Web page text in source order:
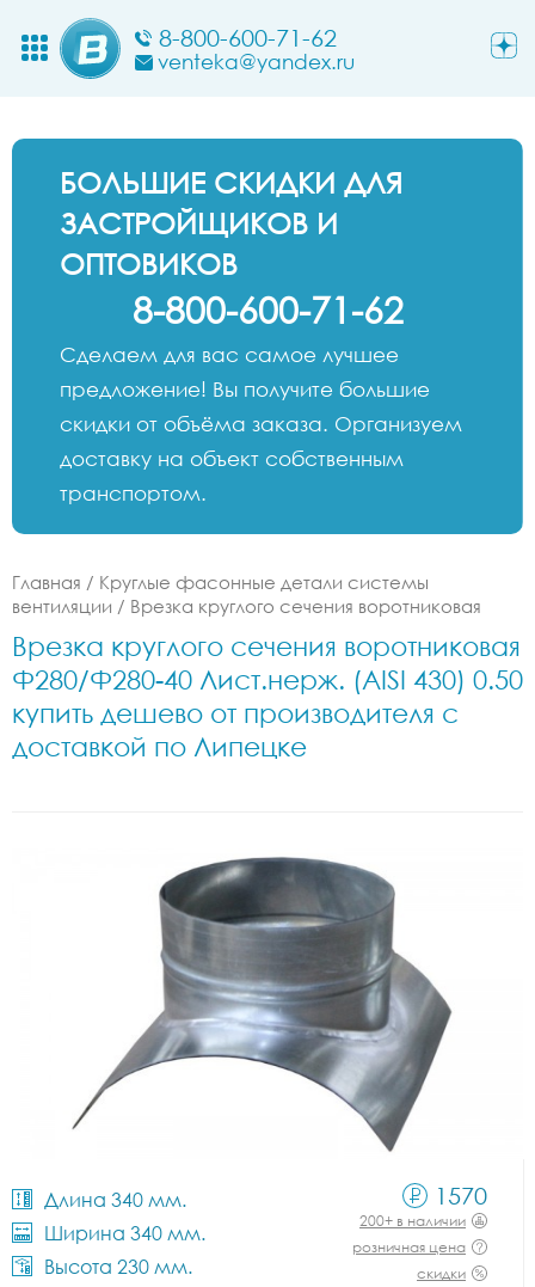
8-800-600-71-62
venteka@yandex.ru
БОЛЬШИЕ СКИДКИ ДЛЯ
ЗАСТРОЙЩИКОВ И
ОПТОВИКОВ
8-800-600-71-62
Сделаем для вас самое лучшее
предложение! Вы получите большие
скидки от объёма заказа. Организуем
доставку на объект собственным
транспортом.
Главная / Круглые фасонные детали системы
вентиляции / Врезка круглого сечения воротниковая
Врезка круглого сечения воротниковая
Ф280/Ф280-40 Лист.нерж. (AISI 430) 0.50
купить дешево от производителя с
доставкой по Липецке
Длина 340 мм.
Ширина 340 мм.
Высота 230 мм.
1570
200+ в наличии
розничная цена
скидки